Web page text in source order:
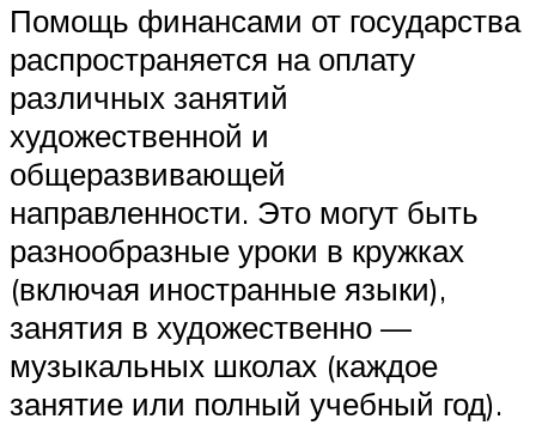
Помощь финансами от государства
распространяется на оплату
различных занятий
художественной и
общеразвивающей
направленности. Это могут быть
разнообразные уроки в кружках
(включая иностранные языки),
занятия в художественно —
музыкальных школах (каждое
занятие или полный учебный год).